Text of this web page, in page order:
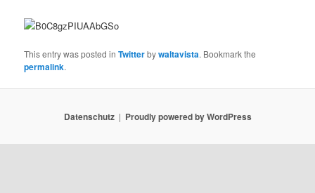
This entry was posted inTwitterbywaltavista. Bookmark the
permalink.
Datenschutz Proudly powered by WordPress